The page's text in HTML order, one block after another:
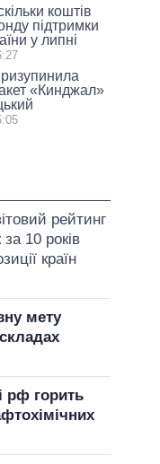
коштів
підтримки
у липні
«Кинджал»
рейтинг
за 10 років
країн
мету
рф горить